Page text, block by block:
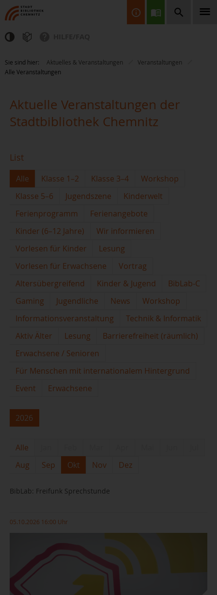
Finden Sie Informationen, Bücher, CDs & DVDs, Spiele, BluRays,
Zeitschriften und vieles mehr...
Sie sind hier: Aktuelles & Veranstaltungen
Veranstaltungen
Alle Veranstaltungen
Aktuelle Veranstaltungen der
Stadtbibliothek Chemnitz
List
Alle Klasse 1–2 Klasse 3–4
Workshop
Klasse 5–6
Jugendszene
Kinderwelt
Ferienprogramm
Ferienangebote
Kinder (6–12 Jahre)
Wir informieren
Vorlesen für Kinder
Lesung
Vorlesen für Erwachsene
Vortrag
Altersübergreifend
Kinder & Jugend
BibLab-C
Gaming
Jugendliche News
Workshop
Informationsveranstaltung
Technik & Informatik
Aktiv Älter
Lesung
Barrierefreiheit (räumlich)
Erwachsene / Senioren
Für Menschen mit internationalem Hintergrund
Event
Erwachsene
2026
Alle
Aug
Sep Okt Nov Dez
BibLab: Freifunk Sprechstunde
05.10.2026 16:00 Uhr